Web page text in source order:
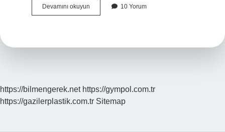
Devamını okuyun
Eti
10 Yorum
https://bilmengerek.net https://gympol.com.tr
https://gazilerplastik.com.tr Sitemap